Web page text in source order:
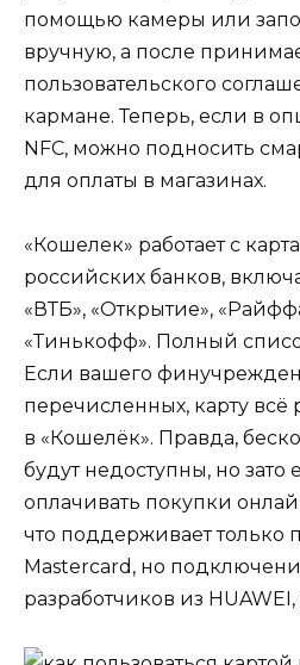
помощью камеры или
вручную, а после
пользовательского
кармане. Теперь, если в
NFC, можно подносить
для оплаты в магазинах.
«Кошелек» работает с
российских банков,
«ВТБ», «Открытие»,
«Тинькофф». Полный
Если вашего
перечисленных, карту всё
в «Кошелёк». Правда,
будут недоступны, но зато
оплачивать покупки
что поддерживает только
Mastercard, но
разработчиков из